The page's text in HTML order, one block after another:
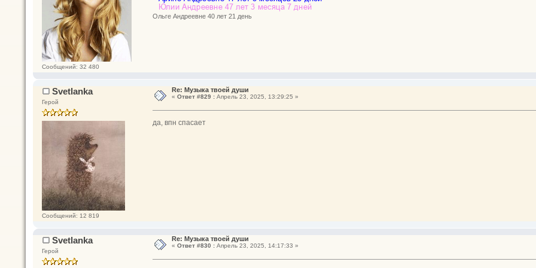
Сообщений: 32 480
Ольге Андреевне 40 лет 21 день
Svetlanka
Герой
Сообщений: 12 819
Re: Музыка твоей души
« Ответ #829 :Апрель 23, 2025, 13:29:25 »
да, впн спасает
Svetlanka
Герой
Re: Музыка твоей души
« Ответ #830 :Апрель 23, 2025, 14:17:33 »